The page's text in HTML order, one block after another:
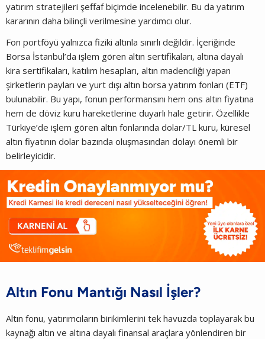
yatırım stratejileri şeffaf biçimde incelenebilir. Bu da yatırım
kararının daha bilinçli verilmesine yardımcı olur.
Fon portföyü yalnızca fiziki altınla sınırlı değildir. İçeriğinde
Borsa İstanbul’da işlem gören altın sertifikaları, altına dayalı
kira sertifikaları, katılım hesapları, altın madenciliği yapan
şirketlerin payları ve yurt dışı altın borsa yatırım fonları (ETF)
bulunabilir. Bu yapı, fonun performansını hem ons altın fiyatına
hem de döviz kuru hareketlerine duyarlı hale getirir. Özellikle
Türkiye’de işlem gören altın fonlarında dolar/TL kuru, küresel
altın fiyatının dolar bazında oluşmasından dolayı önemli bir
belirleyicidir.
Altın Fonu Mantığı Nasıl İşler?
Altın fonu, yatırımcıların birikimlerini tek havuzda toplayarak bu
kaynağı altın ve altına dayalı finansal araçlara yönlendiren bir